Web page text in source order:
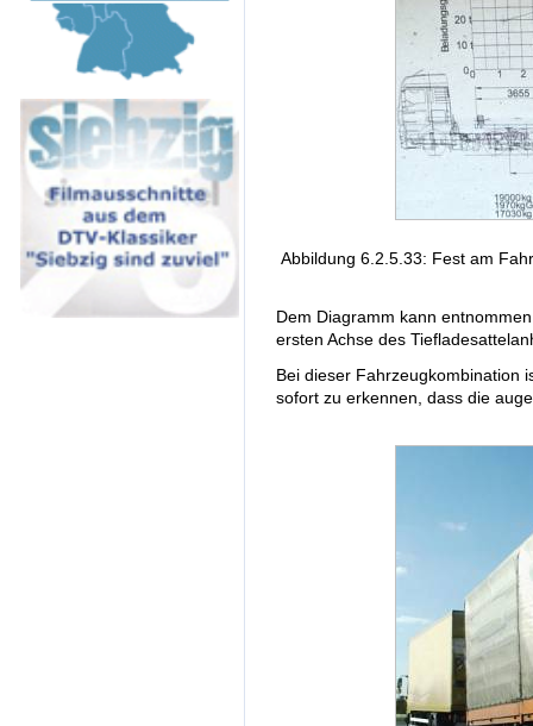
Abbildung 6.2.5.33: Fest am
Dem Diagramm kann
ersten Achse des
Bei dieser Fahrzeugkombination
sofort zu erkennen, dass die